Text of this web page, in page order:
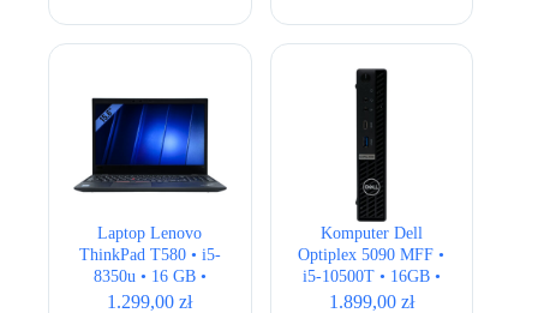
Laptop Lenovo
ThinkPad T580 • i5-
8350u • 16 GB •
256GB • UHD 620 •
1.299,00zł
Komputer Dell
Optiplex 5090 MFF •
i5-10500T • 16GB •
256GB • UHD 630
1.899,00 zł